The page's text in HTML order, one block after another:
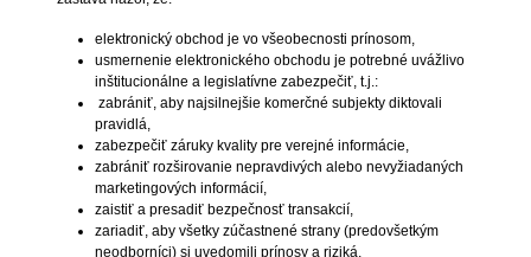
elektronický obchod je vo všeobecnosti prínosom,
usmernenie elektronického obchodu je potrebné uvážlivo
inštitucionálne a legislatívne zabezpečiť, t.j.:
zabrániť, aby najsilnejšie komerčné subjekty diktovali
pravidlá,
zabezpečiť záruky kvality pre verejné informácie,
zabrániť rozširovanie nepravdivých alebo nevyžiadaných
marketingových informácií,
zaistiť a presadiť bezpečnosť transakcií,
zariadiť, aby všetky zúčastnené strany (predovšetkým
neodborníci) si uvedomili prínosy a riziká,